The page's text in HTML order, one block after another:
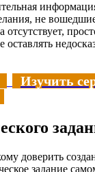
не
отсутствует,
Изучить
доверить
задание